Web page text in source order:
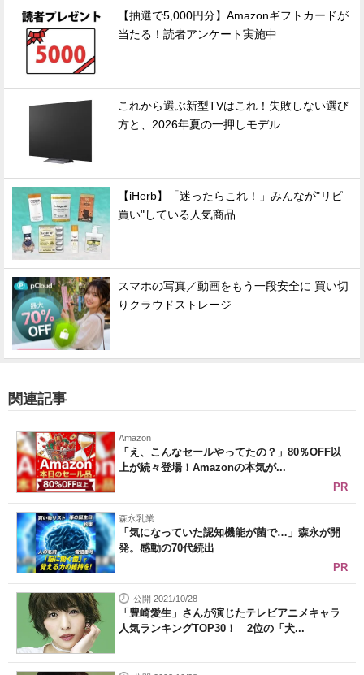
【抽選で5,000円分】Amazonギフトカードが
当たる！読者アンケート実施中
これから選ぶ新型TVはこれ！失敗しない選び
方と、2026年夏の一押しモデル
【iHerb】「迷ったらこれ！」みんなが"リピ
買い"している人気商品
スマホの写真／動画をもう一段安全に 買い切
りクラウドストレージ
関連記事
Amazon
「え、こんなセールやってたの？」80％OFF以
上が続々登場！Amazonの本気が...
PR
森永乳業
「気になっていた認知機能が菌で…」森永が開
発。感動の70代続出
PR
公開 2021/10/28
「豊崎愛生」さんが演じたテレビアニメキャラ
人気ランキングTOP30！ 2位の「犬...